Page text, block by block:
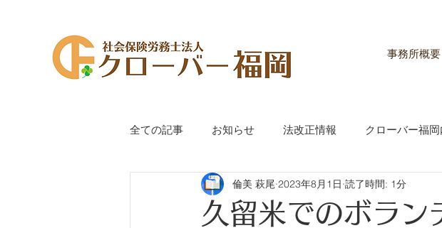
事務所概要
全ての記事 お知らせ 法改正情報 クローバー福
代表萩尾のつぶやき 手続き情報 労務管理情報
久留米でのボラン
倫美 萩尾 2023年8月1日 読了時間: 1分